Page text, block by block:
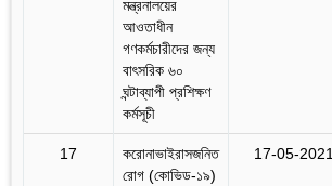
মন্ত্রনালয়ের
আওতাধীন
গণকর্মচারীদের জন্য
বাৎসরিক ৬০
ঘন্টাব্যাপী প্রশিক্ষণ
কর্মসূচী
17
করোনাভাইরাসজনিত
রোগ (কোভিড-১৯)
17-05-2021